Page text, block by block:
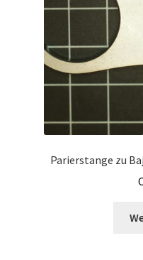
Parierstange zu